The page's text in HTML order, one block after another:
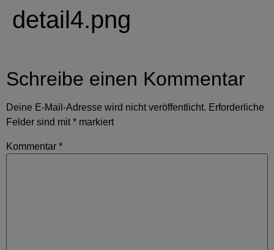
detail4.png
Schreibe einen Kommentar
Deine E-Mail-Adresse wird nicht veröffentlicht. Erforderliche
Felder sind mit* markiert
Kommentar *